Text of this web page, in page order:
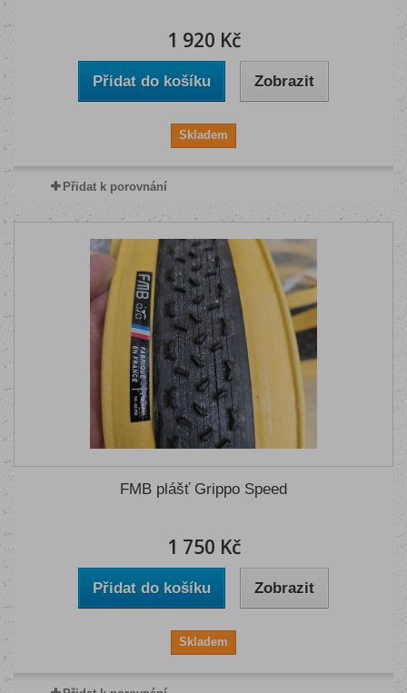
1 920 Kč
Přidat do košíku Zobrazit
Skladem
Přidat k porovnání
FMB plášť Grippo Speed
1 750 Kč
Přidat do košíku Zobrazit
Skladem